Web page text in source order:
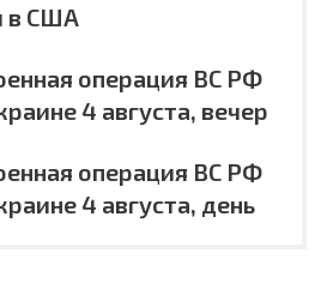
в США
операция ВС РФ
4 августа, вечер
операция ВС РФ
4 августа, день